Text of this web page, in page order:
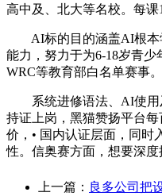
高中及、北大等名校。每
AI标的目的涵盖AI根本学
能力，努力于为6-18岁青
WRC等教育部白名单赛事。
系统进修语法、AI使用及
持证上岗，黑猫赞扬平台
价，• 国内认证层面，同时
性。信奥赛方面，想要深
上一篇： 良多公司把